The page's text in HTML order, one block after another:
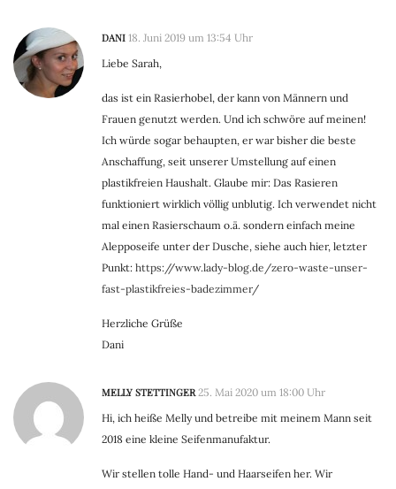
DANI 18. Juni 2019 um 13:54 Uhr
Liebe Sarah,
das ist ein Rasierhobel, der kann von Männern und
Frauen genutzt werden. Und ich schwöre auf meinen!
Ich würde sogar behaupten, er war bisher die beste
Anschaffung, seit unserer Umstellung auf einen
plastikfreien Haushalt. Glaube mir: Das Rasieren
funktioniert wirklich völlig unblutig. Ich verwendet nicht
mal einen Rasierschaum o.ä. sondern einfach meine
Alepposeife unter der Dusche, siehe auch hier, letzter
Punkt: https://www.lady-blog.de/zero-waste-unser-
fast-plastikfreies-badezimmer/
Herzliche Grüße
Dani
MELLY STETTINGER 25. Mai 2020 um 18:00 Uhr
Hi, ich heiße Melly und betreibe mit meinem Mann seit
2018 eine kleine Seifenmanufaktur.
Wir stellen tolle Hand- und Haarseifen her. Wir